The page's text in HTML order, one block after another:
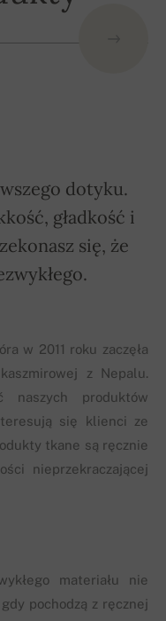
dotyku.
gładkość i
się, że
w 2011 roku zaczęła
z Nepalu.
naszych produktów
się klienci ze
tkane są ręcznie
nieprzekraczającej
materiału nie
pochodzą z ręcznej